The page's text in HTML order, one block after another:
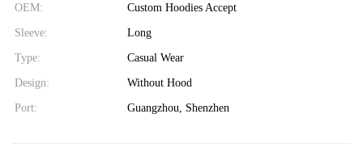
OEM: Custom Hoodies Accept
Sleeve: Long
Type: Casual Wear
Design: Without Hood
Port: Guangzhou, Shenzhen